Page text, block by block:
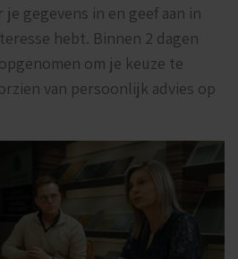
gegevens in en geef aan in
hebt. Binnen 2 dagen
om je keuze te
van persoonlijk advies op